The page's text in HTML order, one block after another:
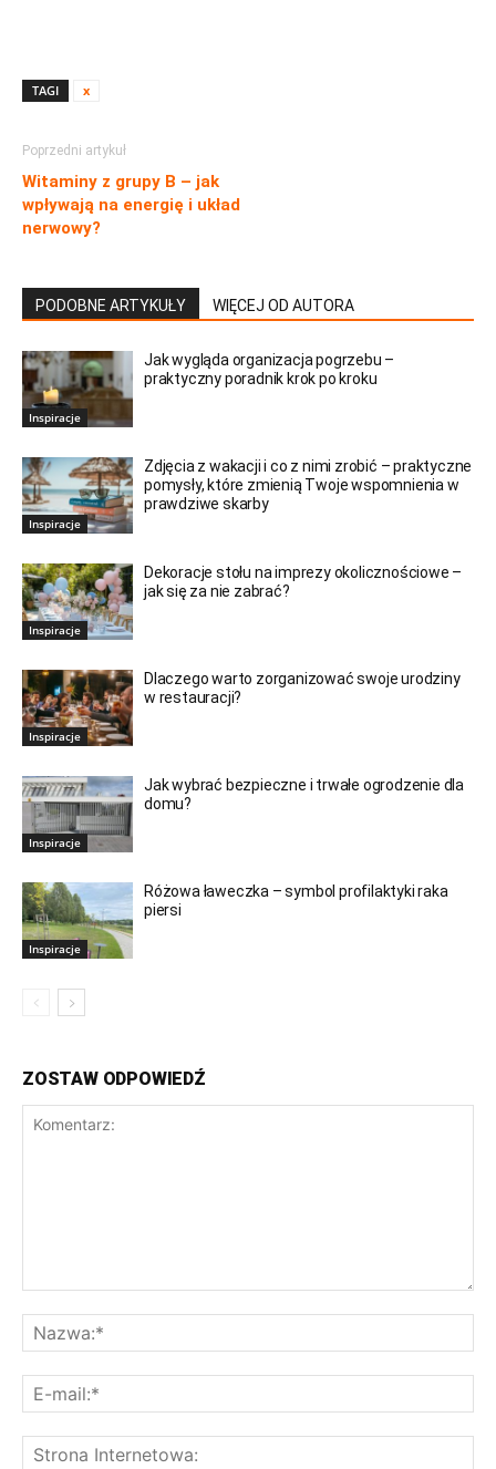
TAGI x
Poprzedni artykuł
Witaminy z grupy B – jak
wpływają na energię i układ
nerwowy?
PODOBNE ARTYKUŁY WIĘCEJ OD AUTORA
Inspiracje
Jak wygląda organizacja pogrzebu –
praktyczny poradnik krok po kroku
Inspiracje
Zdjęcia z wakacji i co z nimi zrobić – praktyczne
pomysły, które zmienią Twoje wspomnienia w
prawdziwe skarby
Inspiracje
Dekoracje stołu na imprezy okolicznościowe –
jak się za nie zabrać?
Inspiracje
Dlaczego warto zorganizować swoje urodziny
w restauracji?
Inspiracje
Jak wybrać bezpieczne i trwałe ogrodzenie dla
domu?
Inspiracje
Różowa ławeczka – symbol profilaktyki raka
piersi
ZOSTAW ODPOWIEDŹ